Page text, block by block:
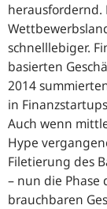
herausfordernd.
schnelllebiger.
basierten
2014
in
Auch wenn
Hype
Filetierung des
– nun die Phase
brauchbaren